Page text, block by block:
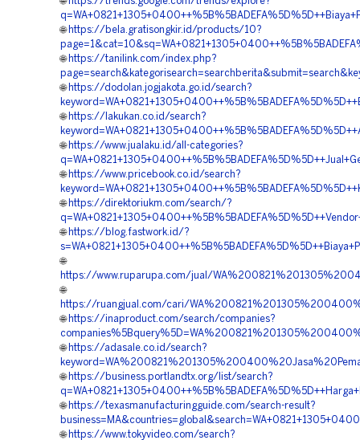
🌐 https://bela.gratisongkir.id/products/10?
🌐 https://tanilink.com/index.php?
🌐 https://dodolan.jogjakota.go.id/search?
🌐 https://lakukan.co.id/search?
🌐 https://www.jualaku.id/all-categories?
🌐 https://www.pricebook.co.id/search?
🌐 https://direktoriukm.com/search/?
🌐 https://blog.fastwork.id/?
🌐
https://www.ruparupa.com/jual/
🌐
https://ruangjual.com/cari/
🌐 https://inaproduct.com/search/companies?
🌐 https://adasale.co.id/search?
🌐 https://business.portlandtx.org/list/search?
🌐 https://texasmanufacturingguide.com/search-result?
🌐 https://www.tokyvideo.com/search?